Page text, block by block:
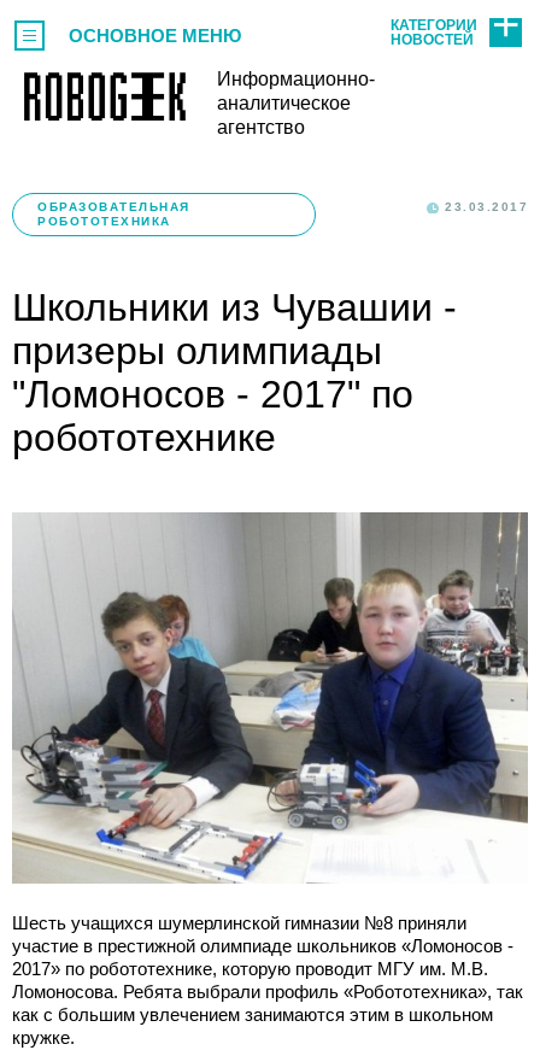
Информационно-
аналитическое
агентство
ОСНОВНОЕ МЕНЮ
КАТЕГОРИИ
НОВОСТЕЙ
ОБРАЗОВАТЕЛЬНАЯ
РОБОТОТЕХНИКА
23.03.2017
Школьники из Чувашии -
призеры олимпиады
"Ломоносов - 2017" по
робототехнике
Шесть учащихся шумерлинской гимназии №8 приняли
участие в престижной олимпиаде школьников «Ломоносов -
2017» по робототехнике, которую проводит МГУ им. М.В.
Ломоносова. Ребята выбрали профиль «Робототехника», так
как с большим увлечением занимаются этим в школьном
кружке.